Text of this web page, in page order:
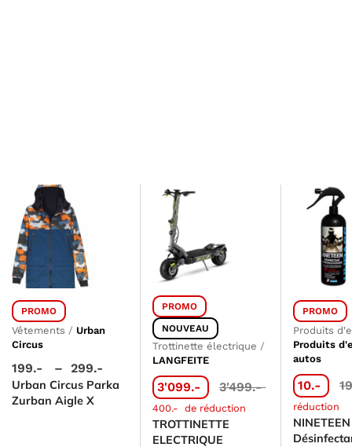
PROMO
Vêtements / Urban
Circus
199.- – 299.-
Urban Circus Parka
Zurban Aigle X
PROMO
NOUVEAU
Trottinette électrique /
LANGFEITE
3'099.- 3'499.-
400.- de réduction
TROTTINETTE
ELECTRIQUE
PROMO
Produits
Produits
autos
10.-
réduction